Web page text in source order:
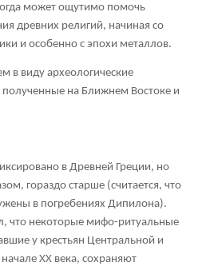
может ощутимо помочь
древних религий, начиная со
и особенно с эпохи металлов.
в виду археологические
полученные на Ближнем Востоке и
в Древней Греции, но
гораздо старше (считается, что
в погребениях Дипилона).
что некоторые мифо-ритуальные
у крестьян Центральной и
XX века, сохраняют